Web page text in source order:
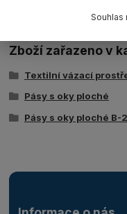
Zboží zařazeno v
Textilní vázací
Pásy s oky ploché
Pásy s oky ploché B-2
Souhlas